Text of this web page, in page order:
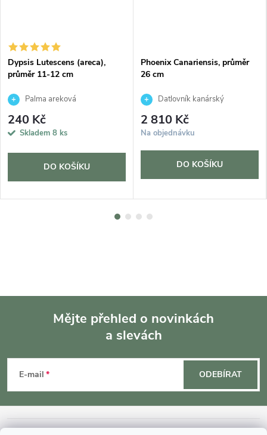
Dypsis Lutescens (areca),
průměr 11-12 cm
Palma areková
240 Kč
Skladem 8 ks
DO KOŠÍKU
Phoenix Canariensis, průměr
26 cm
Datlovník kanárský
2 810 Kč
Na objednávku
DO KOŠÍKU
p
Mějte přehled o novinkách
a slevách
E-mail ODEBÍRAT